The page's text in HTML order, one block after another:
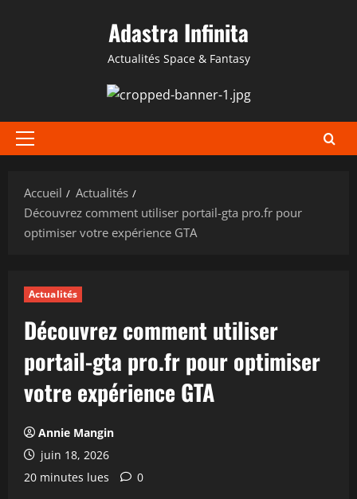
Adastra Infinita
Actualités Space & Fantasy
Menu
Accueil
Actualités
Découvrez comment utiliser portail-gta pro.fr pour
optimiser votre expérience GTA
Actualités
Découvrez comment utiliser
portail-gta pro.fr pour optimiser
votre expérience GTA
Annie Mangin
juin 18, 2026
20 minutes lues
0